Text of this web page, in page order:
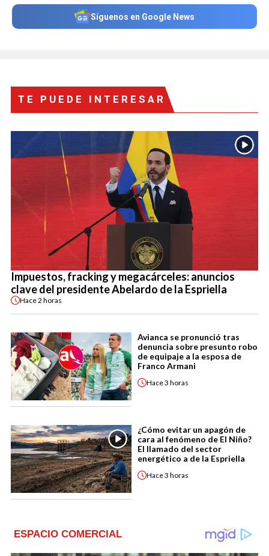
Síguenos en Google News
TE PUEDE INTERESAR
Impuestos, fracking y megacárceles: anuncios
clave del presidente Abelardo de la Espriella
Hace2 horas
Avianca se pronunció tras
denuncia sobre presunto robo
de equipaje a la esposa de
Franco Armani
Hace3 horas
¿Cómo evitar un apagón de
cara al fenómeno de El Niño?
El llamado del sector
energético a de la Espriella
Hace3 horas